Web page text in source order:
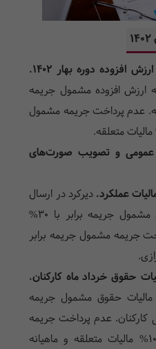
ارزش افزوده مشمول جریمه
متعلقه. عدم پرداخت جریمه مشمول
عمومی و تصویب صورت‌های
دیرکرد در ارسال
عملکرد مشمول جریمه برابر با 30%
جریمه مشمول جریمه برابر
حقوق مشمول جریمه
کارکنان. عدم پرداخت جریمه
مشمول جریمه برابر با 10% مالیات متعلقه و ماهیانه